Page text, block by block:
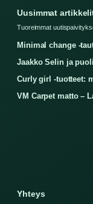
Uusimmat
Tuoreimmat
Minimal change -
Jaakko Selin ja
Curly girl -tuotteet:
VM Carpet matto –
Yhteys